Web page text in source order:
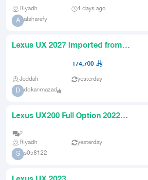
Riyadh 4 days ago
A alsharefy
Lexus UX 2027 Imported from
174,700
Jeddah yesterday
D dokanmazad
Lexus UX200 Full Option 2022
2
Riyadh
yesterday
S s058122